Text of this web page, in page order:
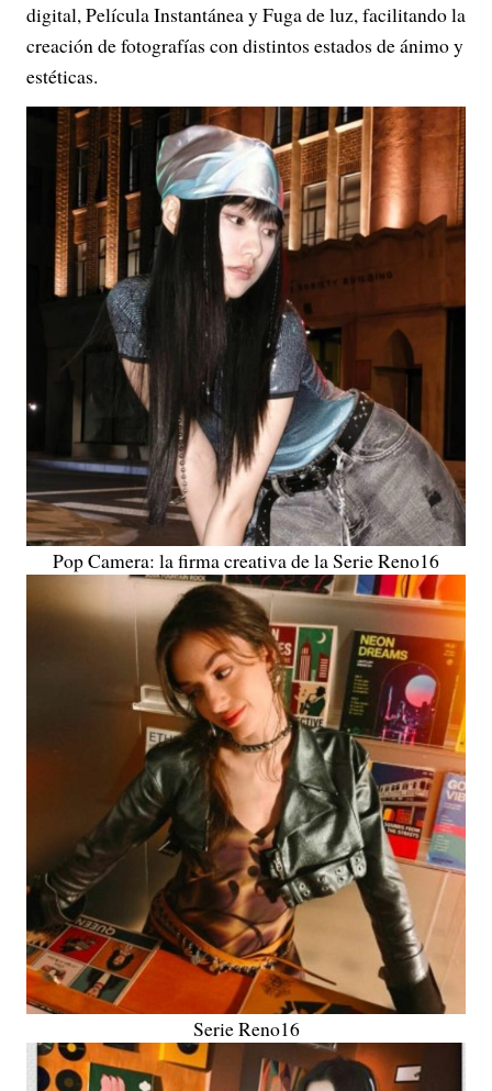
digital, Película Instantánea y Fuga de luz, facilitando la
creación de fotografías con distintos estados de ánimo y
estéticas.
Pop Camera: la firma creativa de la Serie Reno16
Serie Reno16